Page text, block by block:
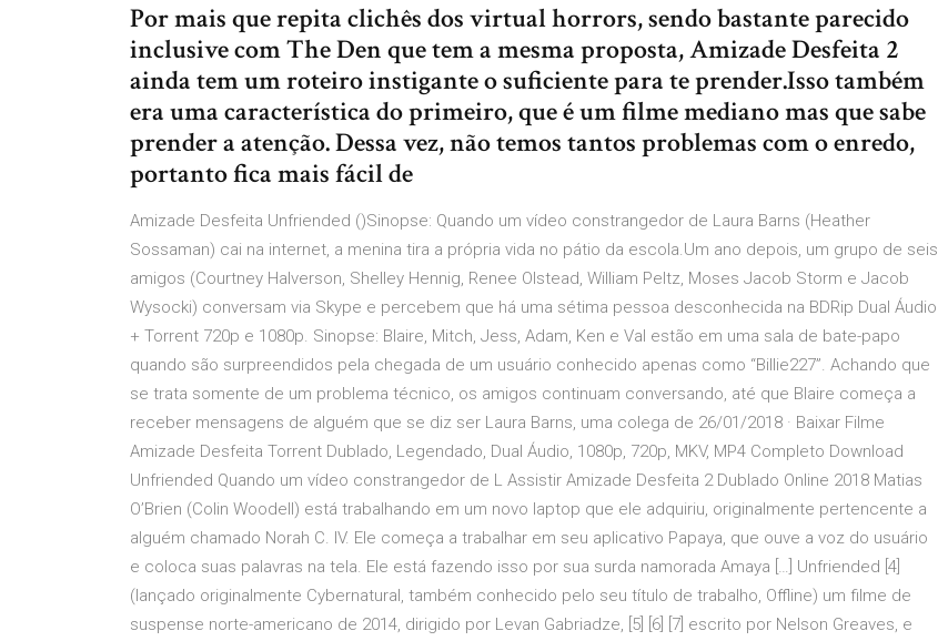
Por mais que repita clichês dos virtual horrors, sendo bastante parecido
inclusive com The Den que tem a mesma proposta, Amizade Desfeita 2
ainda tem um roteiro instigante o suficiente para te prender.Isso também
era uma característica do primeiro, que é um filme mediano mas que sabe
prender a atenção. Dessa vez, não temos tantos problemas com o enredo,
portanto fica mais fácil de
Amizade Desfeita Unfriended ()Sinopse: Quando um vídeo constrangedor de Laura Barns (Heather
Sossaman) cai na internet, a menina tira a própria vida no pátio da escola.Um ano depois, um grupo de seis
amigos (Courtney Halverson, Shelley Hennig, Renee Olstead, William Peltz, Moses Jacob Storm e Jacob
Wysocki) conversam via Skype e percebem que há uma sétima pessoa desconhecida na BDRip Dual Áudio
+ Torrent 720p e 1080p. Sinopse: Blaire, Mitch, Jess, Adam, Ken e Val estão em uma sala de bate-papo
quando são surpreendidos pela chegada de um usuário conhecido apenas como “Billie227”. Achando que
se trata somente de um problema técnico, os amigos continuam conversando, até que Blaire começa a
receber mensagens de alguém que se diz ser Laura Barns, uma colega de 26/01/2018 · Baixar Filme
Amizade Desfeita Torrent Dublado, Legendado, Dual Áudio, 1080p, 720p, MKV, MP4 Completo Download
Unfriended Quando um vídeo constrangedor de L Assistir Amizade Desfeita 2 Dublado Online 2018 Matias
O’Brien (Colin Woodell) está trabalhando em um novo laptop que ele adquiriu, originalmente pertencente a
alguém chamado Norah C. IV. Ele começa a trabalhar em seu aplicativo Papaya, que ouve a voz do usuário
e coloca suas palavras na tela. Ele está fazendo isso por sua surda namorada Amaya […] Unfriended [4]
(lançado originalmente Cybernatural, também conhecido pelo seu título de trabalho, Offline) um filme de
suspense norte-americano de 2014, dirigido por Levan Gabriadze, [5] [6] [7] escrito por Nelson Greaves, e